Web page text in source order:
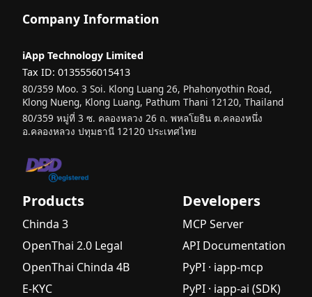
ต้น
Machine
Learning
คู่มือฉบับ
สมบูรณ์
สำหรับผู้เริ่ม
Multimodal
AI คืออะไร?
คู่มือฉบับ
สมบูรณ์
ต้น
รู้จัก
Generative
Company Information
iApp Technology Limited
Tax ID: 0135556015413
80/359 Moo. 3 Soi. Klong Luang 26, Phahonyothin Road,
Klong Nueng, Klong Luang, Pathum Thani 12120, Thailand
80/359 หมู่ที่ 3 ซ. คลองหลวง 26 ถ. พหลโยธิน ต.คลองหนึ่ง
อ.คลองหลวง ปทุมธานี 12120 ประเทศไทย
Products
Chinda 3
OpenThai 2.0 Legal
OpenThai Chinda 4B
E-KYC
Developers
MCP Server
API Documentation
PyPI · iapp-mcp
PyPI · iapp-ai (SDK)